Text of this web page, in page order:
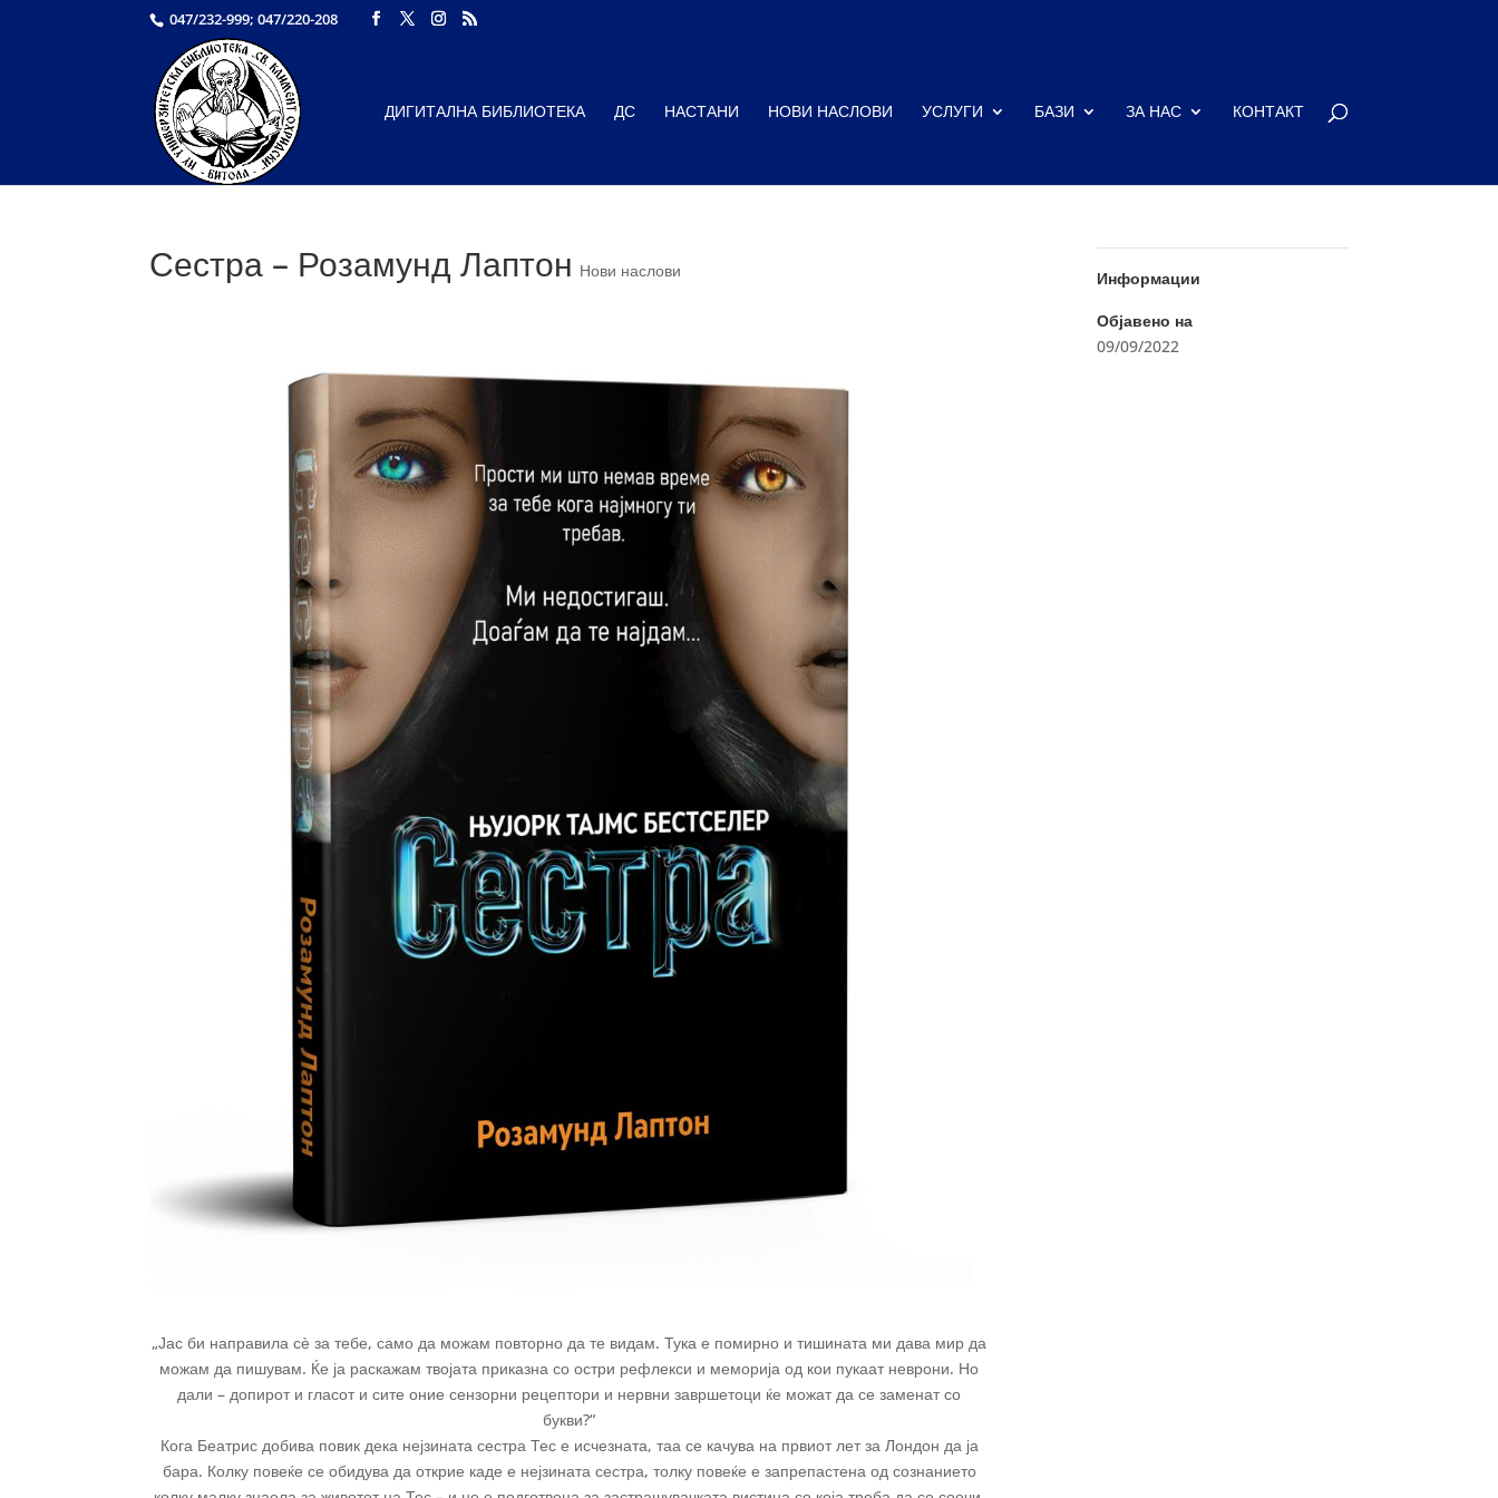
047/232-999; 047/220-208
ДИГИТАЛНА БИБЛИОТЕКА ДС НАСТАНИ НОВИ НАСЛОВИ УСЛУГИ БАЗИ ЗА НАС КОНТАКТ
Сестра – Розамунд Лаптон Нови наслови
„Јас би направила сѐ за тебе, само да можам повторно да те видам. Тука е помирно и тишината ми дава мир да
можам да пишувам. Ќе ја раскажам твојата приказна со остри рефлекси и меморија од кои пукаат неврони. Но
дали – допирот и гласот и сите оние сензорни рецептори и нервни завршетоци ќе можат да се заменат со
букви?“
Кога Беатрис добива повик дека нејзината сестра Тес е исчезната, таа се качува на првиот лет за Лондон да ја
бара. Колку повеќе се обидува да открие каде е нејзината сестра, толку повеќе е запрепастена од сознанието
Информации
Објавено на
09/09/2022